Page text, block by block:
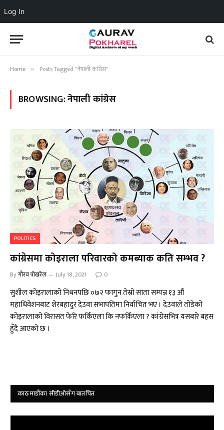
Log In
Home » Posts Tagged "नेपाली कांग्रेस"
BROWSING:नेपाली कांग्रेस
POLITICS
कांग्रेसमा कोइराला परिवारको कमब्याक कति सम्भव ?
Byगौरव पोखरेल July 18, 2021 0
सुशील कोइरालाको निधनपछि ०७२ फागुन तेस्रो साता सम्पन्न १३ औं
महाधिवेशनबाट शेरबहादुर देउवा सभापतिमा निर्वाचित भए । देउवाले तोडेको
कोइरालाको विरासत फेरि फर्किएला कि नफर्किएला ? कांग्रेसभित्र यसबारे बहस
हुँदै आएको छ ।
काठमाडौंका सीडीओसँग बातचित